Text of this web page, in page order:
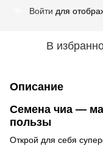
Войти для
В
Описание
Семена чиа —
пользы
Открой для себя